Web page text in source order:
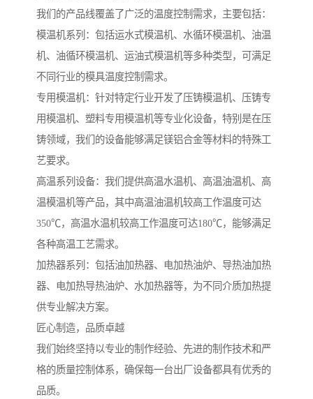
我们的产品线覆盖了广泛的温度控制需求，主要包括：
模温机系列：包括运水式模温机、水循环模温机、油温
机、油循环模温机、运油式模温机等多种类型，可满足
不同行业的模具温度控制需求。
专用模温机：针对特定行业开发了压铸模温机、压铸专
用模温机、塑料专用模温机等专业化设备，特别是在压
铸领域，我们的设备能够满足镁铝合金等材料的特殊工
艺要求。
高温系列设备：我们提供高温水温机、高温油温机、高
温模温机等产品，其中高温油温机较高工作温度可达
350℃，高温水温机较高工作温度可达180℃，能够满足
各种高温工艺需求。
加热器系列：包括油加热器、电加热油炉、导热油加热
器、电加热导热油炉、水加热器等，为不同介质加热提
供专业解决方案。
匠心制造，品质卓越
我们始终坚持以专业的制作经验、先进的制作技术和严
格的质量控制体系，确保每一台出厂设备都具有优秀的
品质。